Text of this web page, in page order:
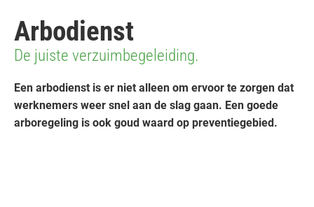
Arbodienst
De juiste verzuimbegeleiding.
Een arbodienst is er niet alleen om ervoor te zorgen dat
werknemers weer snel aan de slag gaan. Een goede
arboregeling is ook goud waard op preventiegebied.